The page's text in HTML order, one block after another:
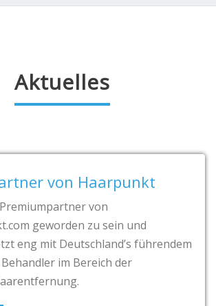
Aktuelles
von Haarpunkt
von
zu sein und
Deutschland’s führendem
im Bereich der